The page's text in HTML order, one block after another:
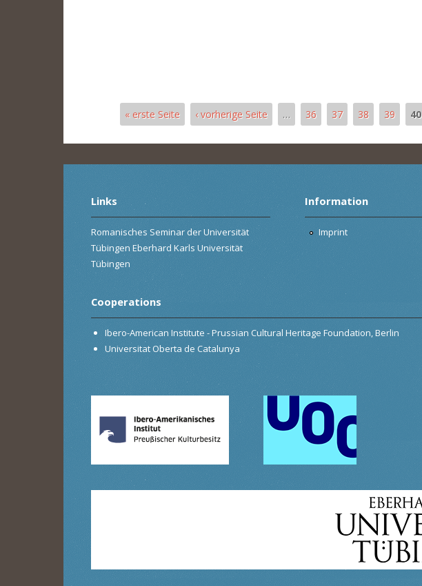
« erste Seite ‹ vorherige Seite … 36 37 38 39 40
Links
Romanisches Seminar der Universität
Tübingen Eberhard Karls Universität
Tübingen
Information
Imprint
Cooperations
Ibero-American Institute - Prussian Cultural Heritage Foundation, Berlin
Universitat Oberta de Catalunya